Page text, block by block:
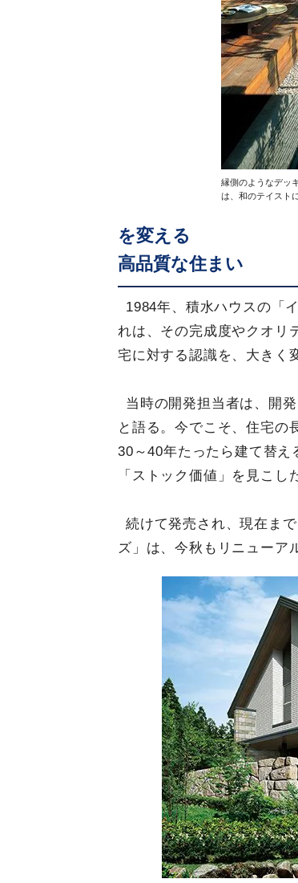
縁側のようなデッ
は、和のテイスト
を変える
高品質な住まい
1984年、積水ハウスの「
れは、その完成度やクオリ
宅に対する認識を、大きく
当時の開発担当者は、開
と語る。今でこそ、住宅の
30～40年たったら建て替
「ストック価値」を見こし
続けて発売され、現在ま
ズ」は、今秋もリニューア